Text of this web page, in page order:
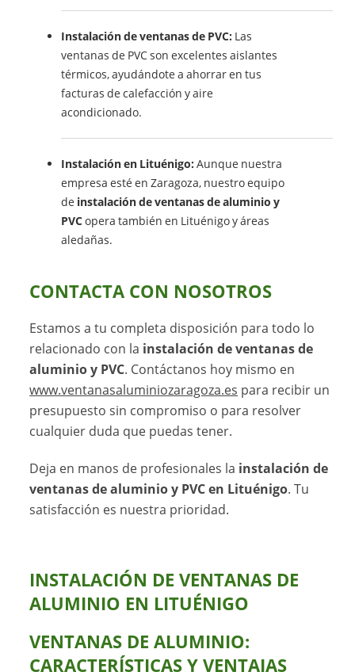
Instalación de ventanas de PVC: Las
ventanas de PVC son excelentes aislantes
térmicos, ayudándote a ahorrar en tus
facturas de calefacción y aire
acondicionado.
Instalación en Lituénigo: Aunque nuestra
empresa esté en Zaragoza, nuestro equipo
de instalación de ventanas de aluminio y
PVCopera también en Lituénigo y áreas
aledañas.
CONTACTA CON NOSOTROS
Estamos a tu completa disposición para todo lo
relacionado con la instalación de ventanas de
aluminio y PVC. Contáctanos hoy mismo en
www.ventanasaluminiozaragoza.es para recibir un
presupuesto sin compromiso o para resolver
cualquier duda que puedas tener.
Deja en manos de profesionales la instalación de
ventanas de aluminio y PVC en Lituénigo. Tu
satisfacción es nuestra prioridad.
INSTALACIÓN DE VENTANAS DE
ALUMINIO EN LITUÉNIGO
VENTANAS DE ALUMINIO:
CARACTERÍSTICAS Y VENTAJAS